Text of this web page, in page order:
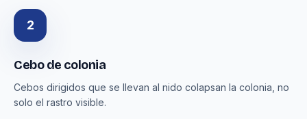
2
Cebo de colonia
Cebos dirigidos que se llevan al nido colapsan la colonia, no
solo el rastro visible.